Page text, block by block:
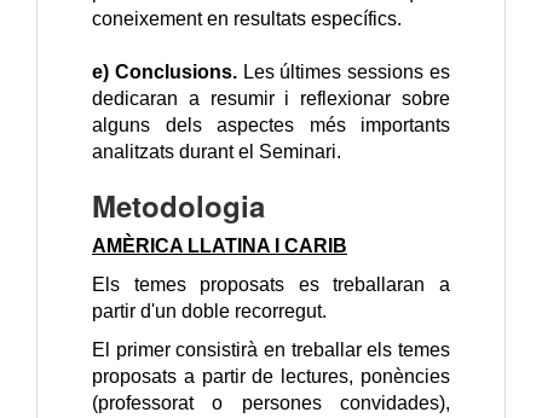
coneixement en resultats específics.
e) Conclusions. Les últimes sessions es
dedicaran a resumir i reflexionar sobre
alguns dels aspectes més importants
analitzats durant el Seminari.
Metodologia
AMÈRICA LLATINA I CARIB
Els temes proposats es treballaran a
partir d'un doble recorregut.
El primer consistirà en treballar els temes
proposats a partir de lectures, ponències
(professorat o persones convidades),